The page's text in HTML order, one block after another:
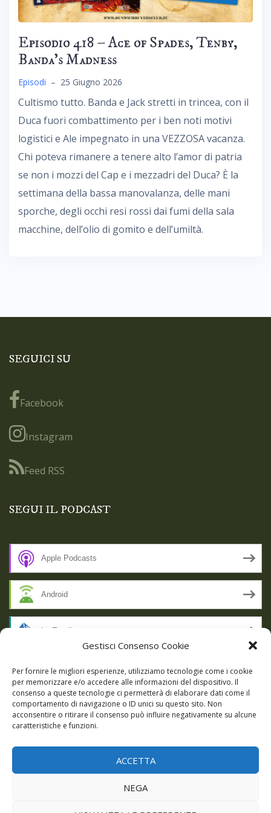
Gestisci Consenso Cookie
Per fornire le migliori esperienze, utilizziamo tecnologie come i cookie
per memorizzare e/o accedere alle informazioni del dispositivo. Il
consenso a queste tecnologie ci permetterà di elaborare dati come il
comportamento di navigazione o ID unici su questo sito. Non
acconsentire o ritirare il consenso può influire negativamente su alcune
caratteristiche e funzioni.
ACCETTA
NEGA
Episodio 418 – Ace of Spades, Tenby,
Banda’s Madness
Episodi – 25 Giugno 2026
Cultismo tutto. Banda e Jack stretti in trincea, con il
Duca fuori combattimento per i ben noti motivi
logistici e Ale impegnato in una VEZZOSA vacanza.
Chi poteva rimanere a tenere alto l’amor di patria
se non i mozzi del Cap e i mezzadri del Duca? È la
settimana della bassa manovalanza, delle mani
sporche, degli occhi resi rossi dai fumi della sala
macchine, dell’olio di gomito e dell’umiltà.
SEGUICI SU
Facebook
Instagram
Feed RSS
SEGUI IL PODCAST
Apple Podcasts
Android
by Email
RSS
SSL SECURE
|Theme: